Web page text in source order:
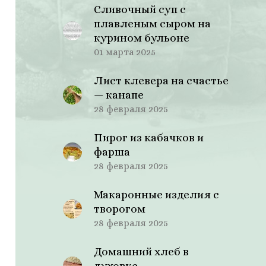
Сливочный суп с
плавленым сыром на
курином бульоне
01 марта 2025
Лист клевера на счастье
— канапе
28 февраля 2025
Пирог из кабачков и
фарша
28 февраля 2025
Макаронные изделия с
творогом
28 февраля 2025
Домашний хлеб в